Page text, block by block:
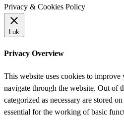
Privacy & Cookies Policy
Luk
Privacy Overview
This website uses cookies to
navigate through the website. Out of
categorized as necessary are stored
essential for the working of basic